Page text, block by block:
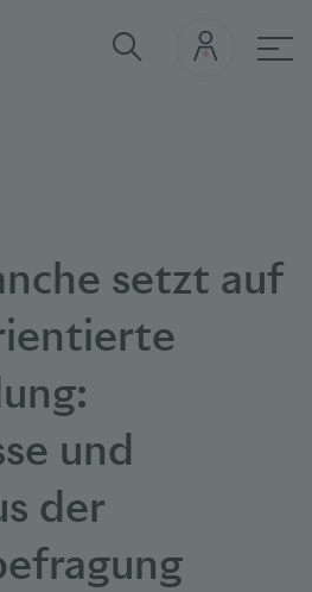
setzt auf
und
der